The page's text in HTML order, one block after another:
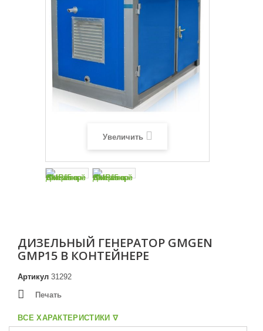
Увеличить
ДИЗЕЛЬНЫЙ ГЕНЕРАТОР GMGEN
GMP15 В КОНТЕЙНЕРЕ
Артикул 31292
Печать
ВСЕ ХАРАКТЕРИСТИКИ ᐁ